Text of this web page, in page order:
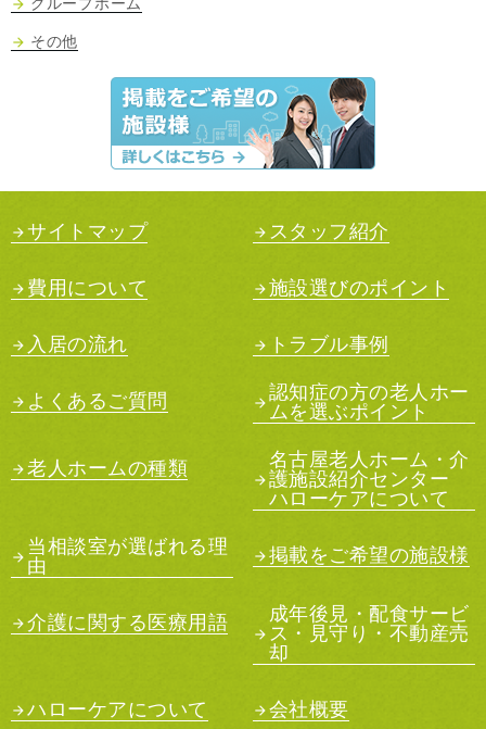
その他
サイトマップ スタッフ紹介
費用について 施設選びのポイント
入居の流れ トラブル事例
よくあるご質問
認知症の方の老人ホー
ムを選ぶポイント
老人ホームの種類
名古屋老人ホーム・介
護施設紹介センター
ハローケアについて
当相談室が選ばれる理
由
掲載をご希望の施設様
介護に関する医療用語
成年後見・配食サービ
ス・見守り・不動産売
却
ハローケアについて 会社概要